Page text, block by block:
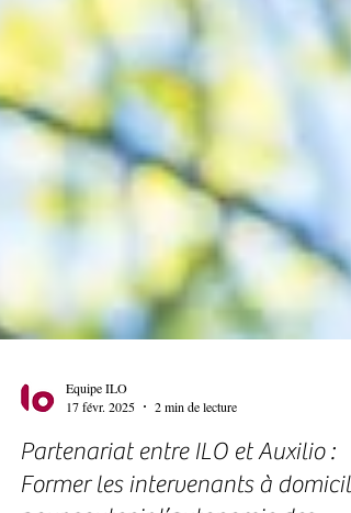
17 févr. 2025
2 min de lecture
Partenariat entre ILO et Auxilio :